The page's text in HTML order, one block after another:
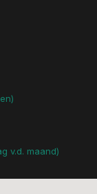
v.d. maand)